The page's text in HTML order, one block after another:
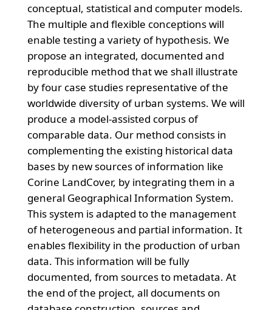
conceptual, statistical and computer models.
The multiple and flexible conceptions will
enable testing a variety of hypothesis. We
propose an integrated, documented and
reproducible method that we shall illustrate
by four case studies representative of the
worldwide diversity of urban systems. We will
produce a model-assisted corpus of
comparable data. Our method consists in
complementing the existing historical data
bases by new sources of information like
Corine LandCover, by integrating them in a
general Geographical Information System.
This system is adapted to the management
of heterogeneous and partial information. It
enables flexibility in the production of urban
data. This information will be fully
documented, from sources to metadata. At
the end of the project, all documents on